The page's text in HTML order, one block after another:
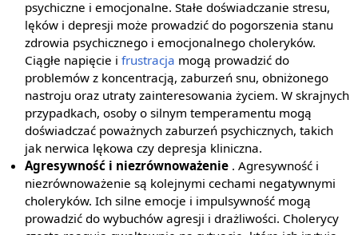
psychiczne i emocjonalne. Stałe doświadczanie stresu,
lęków i depresji może prowadzić do pogorszenia stanu
zdrowia psychicznego i emocjonalnego choleryków.
Ciągłe napięcie ifrustracja mogą prowadzić do
problemów z koncentracją, zaburzeń snu, obniżonego
nastroju oraz utraty zainteresowania życiem. W skrajnych
przypadkach, osoby o silnym temperamentu mogą
doświadczać poważnych zaburzeń psychicznych, takich
jak nerwica lękowa czy depresja kliniczna.
Agresywność i niezrównoważenie . Agresywność i
niezrównoważenie są kolejnymi cechami negatywnymi
choleryków. Ich silne emocje i impulsywność mogą
prowadzić do wybuchów agresji i drażliwości. Cholerycy